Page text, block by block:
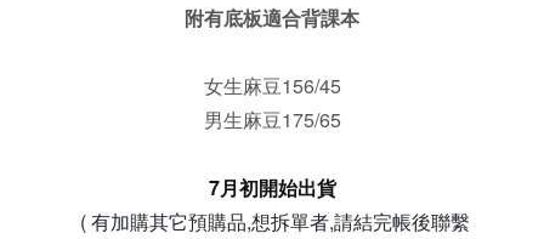
附有底板適合背課本
女生麻豆156/45
男生麻豆175/65
7月初開始出貨
( 有加購其它預購品,想拆單者,請結完帳後聯繫